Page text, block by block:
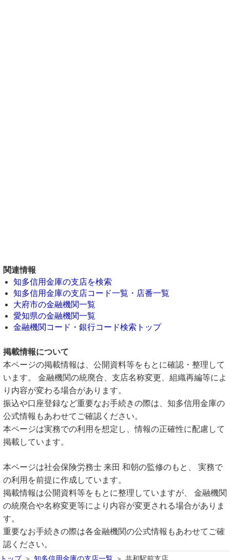
関連情報
知多信用金庫の支店を検索
知多信用金庫の支店コード一覧・店番一覧
大府市の金融機関一覧
愛知県の金融機関一覧
金融機関コード・銀行コード検索トップ
掲載情報について
本ページの掲載情報は、公開資料等をもとに確認・整理して
います。 金融機関の統廃合、支店名称変更、組織再編等によ
り内容が変わる場合があります。
振込や口座登録など重要なお手続きの際は、知多信用金庫の
公式情報もあわせてご確認ください。
本ページは実務での利用を想定し、情報の正確性に配慮して
掲載しています。
本ページは社会保険労務士 来田 和朝の監修のもと、 実務で
の利用を前提に作成しています。
掲載情報は公開資料等をもとに整理していますが、 金融機関
の統廃合や名称変更等により内容が変更される場合がありま
す。
重要なお手続きの際は各金融機関の公式情報もあわせてご確
認ください。